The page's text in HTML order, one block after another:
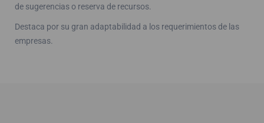
de sugerencias o reserva de recursos.
Destaca por su gran adaptabilidad a los requerimientos de las
empresas.